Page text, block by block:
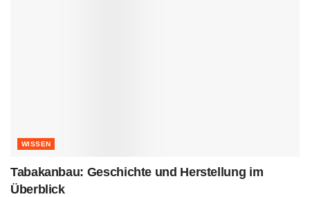
WISSEN
Tabakanbau: Geschichte und Herstellung im
Überblick